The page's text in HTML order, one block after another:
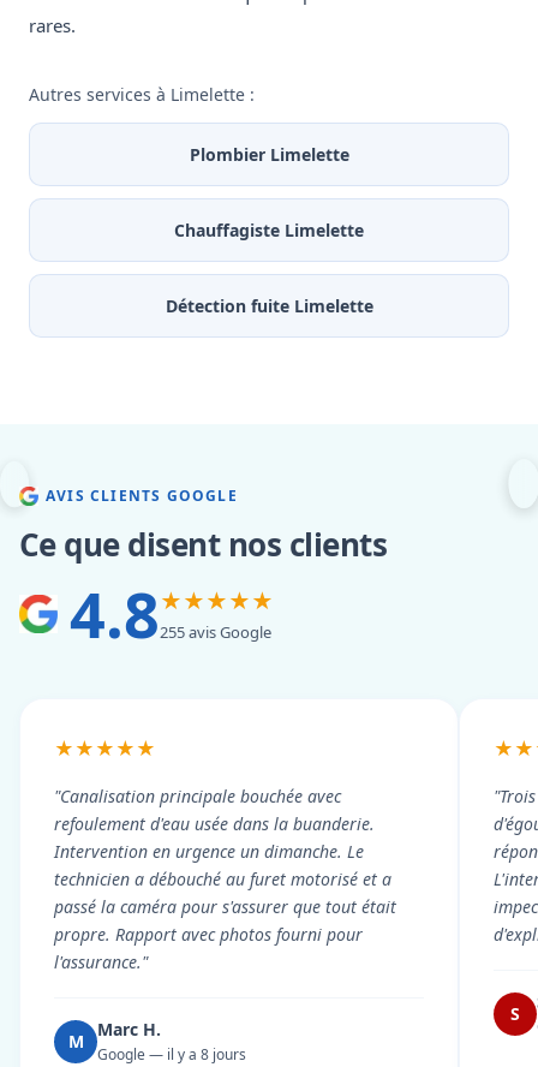
rares.
Autres services à Limelette :
Plombier Limelette
Chauffagiste Limelette
Détection fuite Limelette
AVIS CLIENTS GOOGLE
Ce que disent nos clients
4.8★★★★★
255 avis Google
★★★★★
"Canalisation principale bouchée avec
refoulement d'eau usée dans la buanderie.
Intervention en urgence un dimanche. Le
technicien a débouché au furet motorisé et a
passé la caméra pour s'assurer que tout était
propre. Rapport avec photos fourni pour
l'assurance."
M
Marc H.
Google — il y a 8 jours
S